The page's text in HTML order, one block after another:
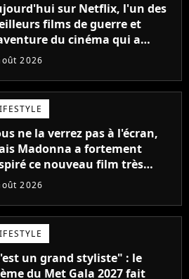
sur Netflix, l'un des
films de guerre et
du cinéma qui a
un succès retentissant à
2026
ne la verrez pas à l'écran,
Madonna a fortement
ce nouveau film très
2026
un grand styliste" : le
du Met Gala 2027 fait